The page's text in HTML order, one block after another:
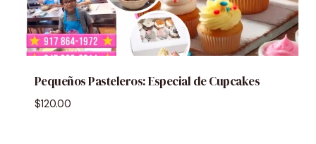
Pequeños Pasteleros: Especial de Cupcakes
$120.00